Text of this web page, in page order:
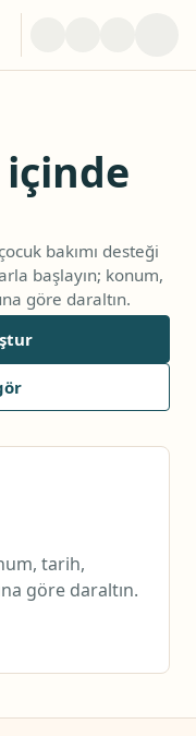
bakımı desteği
başlayın; konum,
göre daraltın.
tarih,
göre daraltın.